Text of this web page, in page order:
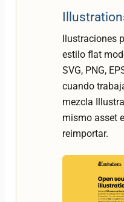
Ilustraciones
estilo flat
SVG, PNG,
cuando
mezcla
mismo asset
reimportar.